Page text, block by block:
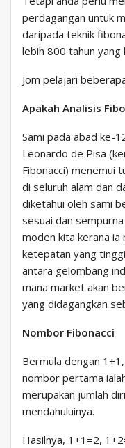
perdagangan untuk
daripada teknik
lebih 800 tahun yang
Jom pelajari
Apakah Analisis
Sami pada abad ke-
Leonardo de Pisa
Fibonacci) menemui
di seluruh alam dan
diketahui oleh sami
sesuai dan
moden kita kerana
ketepatan yang
antara gelombang
mana market akan
yang didagangkan
Nombor Fibonacci
Bermula dengan
nombor pertama
merupakan jumlah
mendahuluinya.
Hasilnya, 1+1=2,